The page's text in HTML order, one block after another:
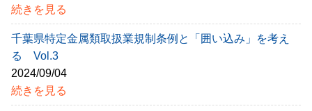
続きを見る
千葉県特定金属類取扱業規制条例と「囲い込み」を考え
る Vol.3
2024/09/04
続きを見る